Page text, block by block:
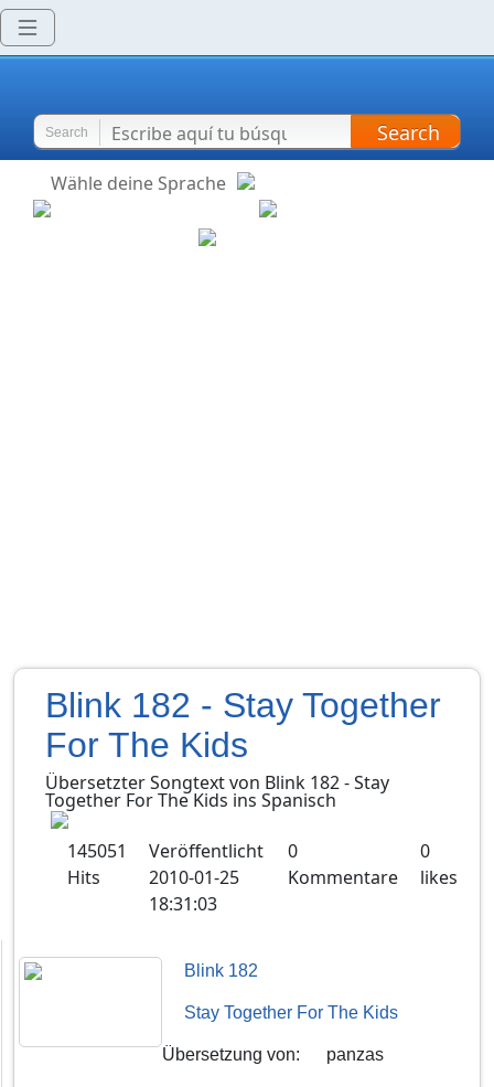
Search Search
Wähle deine Sprache
Blink 182 - Stay Together
For The Kids
Übersetzter Songtext von Blink 182-Stay
Together For The Kids ins Spanisch
145051
Hits
Veröffentlicht
2010-01-25
18:31:03
0
Kommentare
0
likes
Blink 182
Stay Together For The Kids
Übersetzung von: panzas